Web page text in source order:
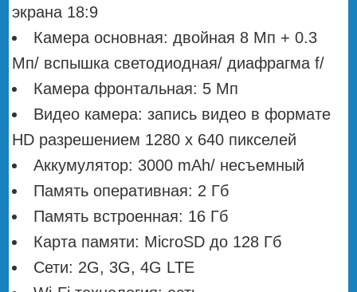
экрана 18:9
Камера основная: двойная 8 Мп + 0.3
Мп/ вспышка светодиодная/ диафрагма f/
Камера фронтальная: 5 Мп
Видео камера: запись видео в формате
HD разрешением 1280 х 640 пикселей
Аккумулятор: 3000 mAh/ несъемный
Память оперативная: 2 Гб
Память встроенная: 16 Гб
Карта памяти: MicroSD до 128 Гб
Сети: 2G, 3G, 4G LTE